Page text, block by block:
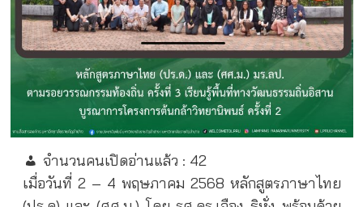
จำนวนคนเปิดอ่านแล้ว : 42
เมื่อวันที่ 2 – 4 พฤษภาคม 2568 หลักสูตรภาษาไทย